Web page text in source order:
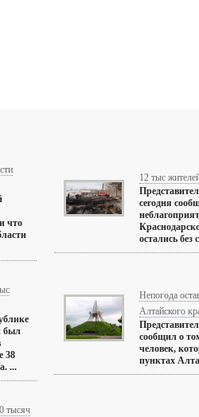
что
12 тыс
сегодня
остались без
был
38
...
Непогода
Алтайского
сообщил о
человек,
пунктах
тысяч